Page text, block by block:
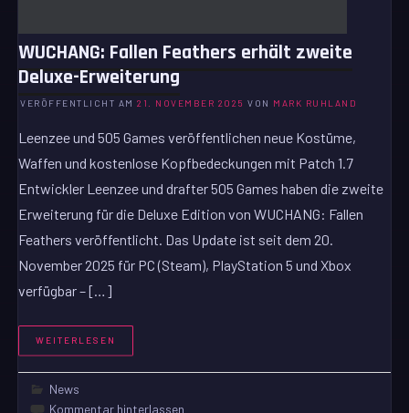
WUCHANG: Fallen Feathers erhält zweite
Deluxe-Erweiterung
VERÖFFENTLICHT AM21. NOVEMBER 2025 VON MARK RUHLAND
Leenzee und 505 Games veröffentlichen neue Kostüme,
Waffen und kostenlose Kopfbedeckungen mit Patch 1.7
Entwickler Leenzee und drafter 505 Games haben die zweite
Erweiterung für die Deluxe Edition von WUCHANG: Fallen
Feathers veröffentlicht. Das Update ist seit dem 20.
November 2025 für PC (Steam), PlayStation 5 und Xbox
verfügbar – […]
WEITERLESEN
News
Kommentar hinterlassen